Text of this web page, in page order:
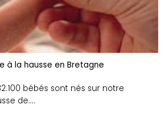
à la hausse en Bretagne
32.100 bébés sont nés sur notre
de....